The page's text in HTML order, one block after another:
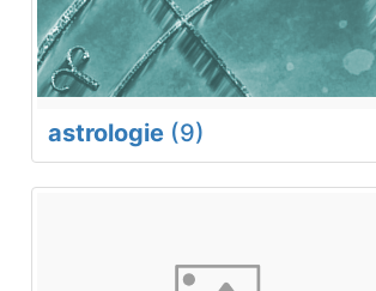
astrologie (9)